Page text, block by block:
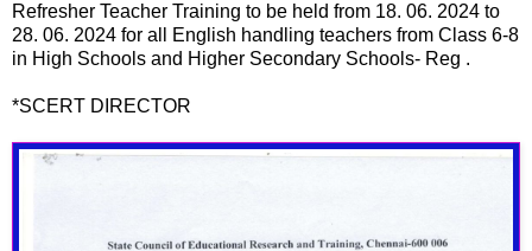
Refresher Teacher Training to be held from 18. 06. 2024 to
28. 06. 2024 for all English handling teachers from Class 6-8
in High Schools and Higher Secondary Schools- Reg .
*SCERT DIRECTOR